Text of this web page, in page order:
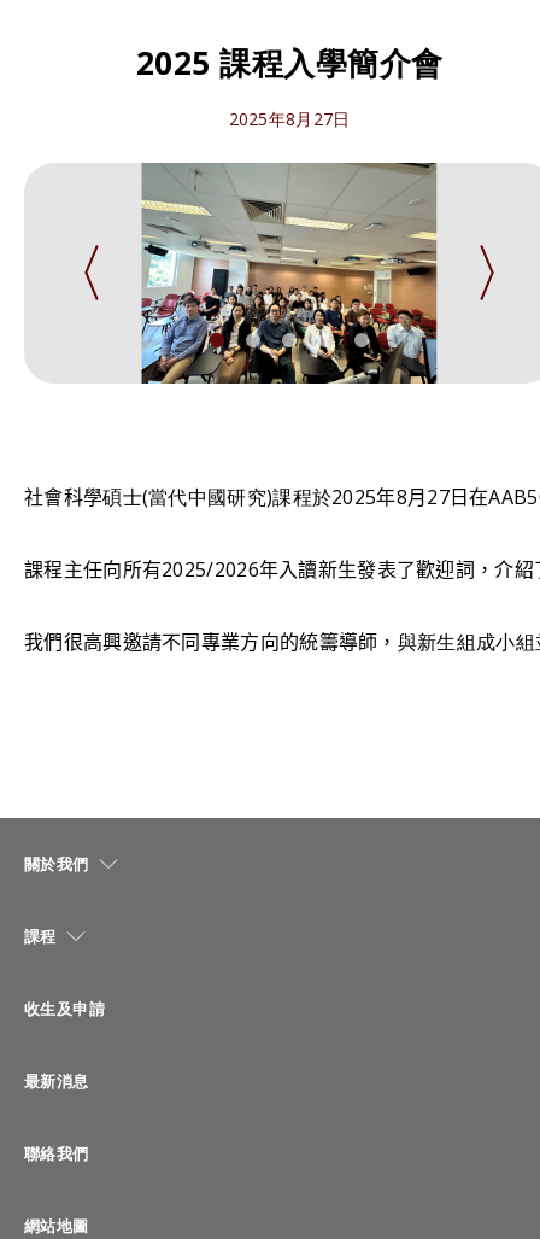
2025 課程入學簡介會
2025年8月27日
社會科學碩士(當代中國研究)課程於2025年8月27日在
課程主任向所有2025/2026年入讀新生發表了歡迎詞，介
我們很高興邀請不同專業方向的統籌導師， 與新生組成小
關於我們
課程
收生及申請
最新消息
聯絡我們
網站地圖